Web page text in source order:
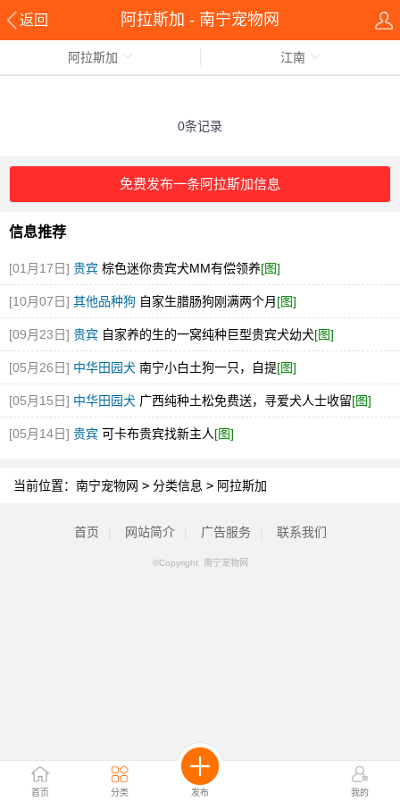
返回 阿拉斯加 - 南宁宠物网
首页 分类 发布 我的
阿拉斯加 江南
0条记录
免费发布一条阿拉斯加信息
信息推荐
[01月17日] 贵宾 棕色迷你贵宾犬MM有偿领养[图]
[10月07日] 其他品种狗 自家生腊肠狗刚满两个月 [图]
[09月23日] 贵宾 自家养的生的一窝纯种巨型贵宾犬幼犬[图]
[05月26日] 中华田园犬 南宁小白土狗一只，自提[图]
[05月15日] 中华田园犬 广西纯种土松免费送，寻爱犬人士收留[图]
[05月14日] 贵宾 可卡布贵宾找新主人[图]
当前位置： 南宁宠物网 > 分类信息 > 阿拉斯加
首页 网站简介 广告服务 联系我们
©Copyright 南宁宠物网